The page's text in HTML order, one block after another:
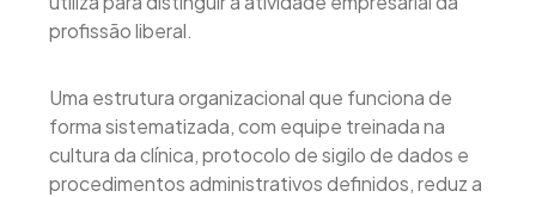
profissão liberal.
Uma estrutura organizacional que funciona de
forma sistematizada, com equipe treinada na
cultura da clínica, protocolo de sigilo de dados e
procedimentos administrativos definidos, reduz a